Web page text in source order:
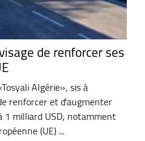
de renforcer ses
Algérie», sis à
renforcer et d'augmenter
milliard USD, notamment
(UE) ...